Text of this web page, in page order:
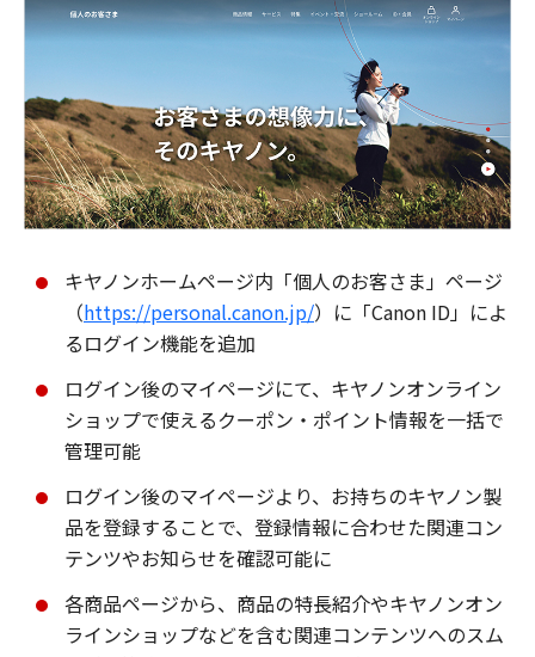
キヤノンホームページ内「個人のお客さま」ページ
（https://personal.canon.jp/）に「Canon ID」によ
るログイン機能を追加
ログイン後のマイページにて、キヤノンオンライン
ショップで使えるクーポン・ポイント情報を一括で
管理可能
ログイン後のマイページより、お持ちのキヤノン製
品を登録することで、登録情報に合わせた関連コン
テンツやお知らせを確認可能に
各商品ページから、商品の特長紹介やキヤノンオン
ラインショップなどを含む関連コンテンツへのスム